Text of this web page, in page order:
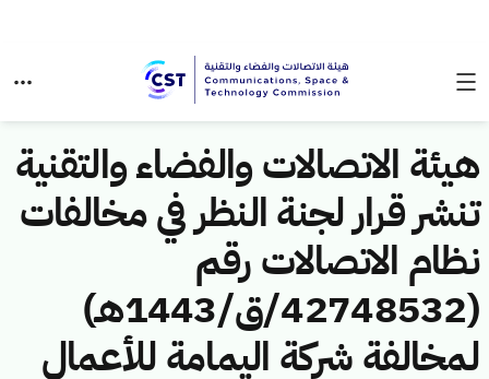
هيئة الاتصالات والفضاء والتقنية
تنشر قرار لجنة النظر في مخالفات
نظام الاتصالات رقم
(42748532/ق/1443هـ)
لمخالفة شركة اليمامة للأعمال